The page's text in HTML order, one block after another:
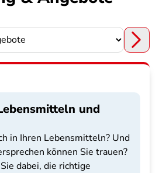
und
in Ihren Lebensmitteln? Und
können Sie trauen?
dabei, die richtige